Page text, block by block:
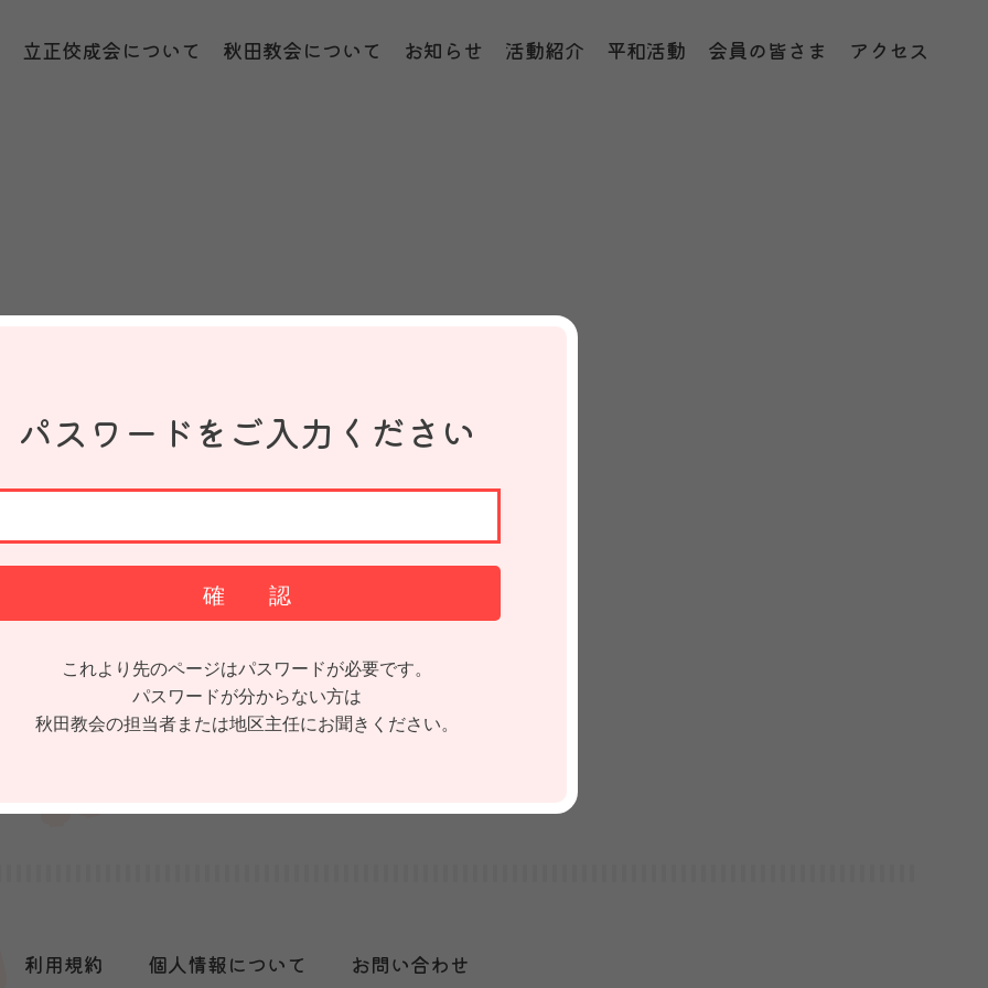
立正佼成会について 秋田教会について お知らせ 活動紹介 平和活動 会員の皆さま アクセス
パスワードをご入力ください
これより先のページはパスワードが必要です。
パスワードが分からない方は
秋田教会の担当者または地区主任にお聞きください。
利用規約 個人情報について お問い合わせ